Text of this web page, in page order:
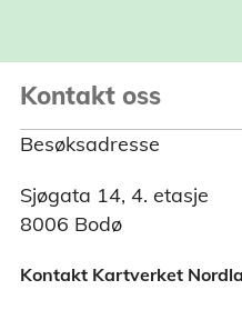
Kontakt oss
Besøksadresse
Sjøgata 14, 4. etasje
8006 Bodø
Kontakt Kartverket